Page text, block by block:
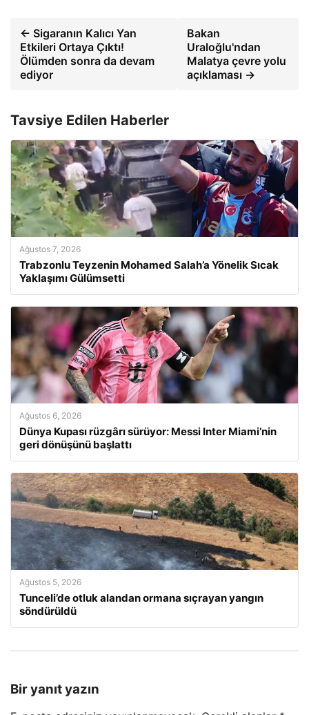
← Sigaranın Kalıcı Yan
Etkileri Ortaya Çıktı!
Ölümden sonra da devam
ediyor
Bakan
Uraloğlu'ndan
Malatya çevre yolu
açıklaması →
Tavsiye Edilen Haberler
Ağustos 7, 2026
Trabzonlu Teyzenin Mohamed Salah’a Yönelik Sıcak
Yaklaşımı Gülümsetti
Ağustos 6, 2026
Dünya Kupası rüzgârı sürüyor: Messi Inter Miami’nin
geri dönüşünü başlattı
Ağustos 5, 2026
Tunceli’de otluk alandan ormana sıçrayan yangın
söndürüldü
Bir yanıt yazın